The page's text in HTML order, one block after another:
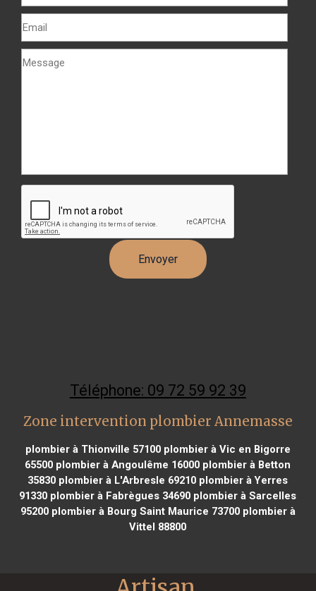
Téléphone: 09 72 59 92 39
Zone intervention plombier Annemasse
plombier à Thionville 57100plombier à Vic en Bigorre
65500 plombier à Angoulême 16000 plombier à Betton
35830 plombier à L'Arbresle 69210 plombier à Yerres
91330 plombier à Fabrègues 34690 plombier à Sarcelles
95200plombier à Bourg Saint Maurice 73700plombier à
Vittel 88800